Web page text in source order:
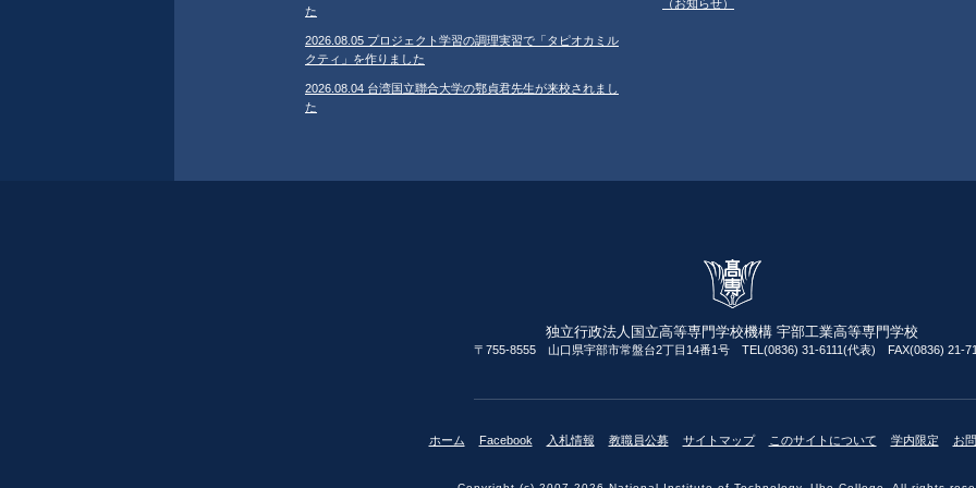
た
2026.08.05 プロジェクト学習の調理実習で「タピオカミル
クティ」を作りました
2026.08.04 台湾国立聯合大学の鄂貞君先生が来校されまし
た
（お知らせ）
独立行政法人国立高等専門学校機構 宇部工業高等専門学校
〒755-8555 山口県宇部市常盤台2丁目14番1号 TEL(0836) 31-6111(代表) FAX(0836) 21-
ホーム Facebook 入札情報 教職員公募 サイトマップ このサイトについて 学内限定 お